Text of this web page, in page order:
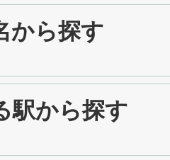
から探す
駅から探す